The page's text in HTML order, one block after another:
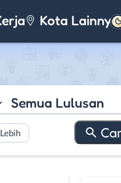
Kota Lainnya
Semua Lulusan